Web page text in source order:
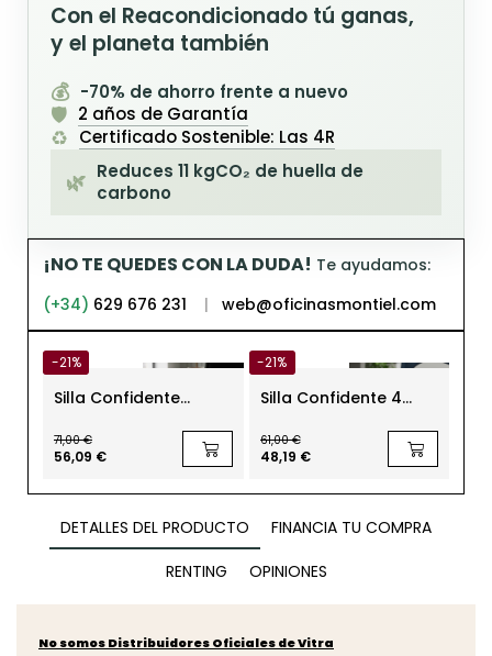
Con el Reacondicionado tú ganas,
y el planeta también
💰 -70% de ahorro frente a nuevo
🛡️ 2 años de Garantía
♻️ Certificado Sostenible: Las 4R
🌿 Reduces 11 kgCO₂ de huella de
carbono
¡NO TE QUEDES CON LA DUDA! Te ayudamos:
(+34) 629 676 231 | web@oficinasmontiel.com
-21%
Silla Confidente
71,00 €
56,09 €
-21%
Silla Confidente 4
Ruedas de Herman
Miller
61,00 €
48,19 €
DETALLES DEL PRODUCTO
FINANCIA TU COMPRA
RENTING
OPINIONES
No somos Distribuidores Oficiales de Vitra